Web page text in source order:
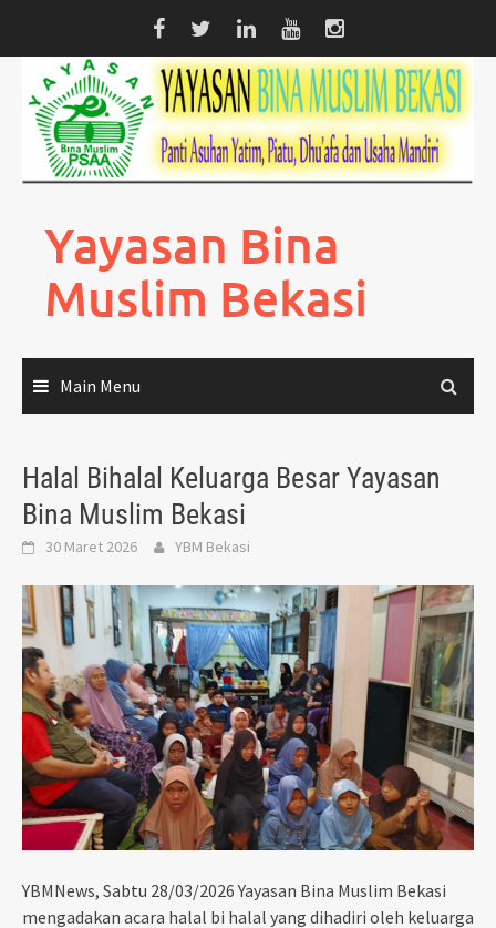
content
Yayasan Bina
Muslim Bekasi
Main Menu
Halal Bihalal Keluarga Besar Yayasan
Bina Muslim Bekasi
30 Maret 2026 YBM Bekasi
YBMNews, Sabtu 28/03/2026 Yayasan Bina Muslim Bekasi
mengadakan acara halal bi halal yang dihadiri oleh keluarga